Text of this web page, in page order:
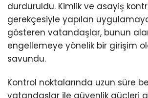
durduruldu. Kimlik ve asayiş
gerekçesiyle yapılan
gösteren vatandaşlar, bunun
engellemeye yönelik bir girişim
savundu.
Kontrol noktalarında uzun süre